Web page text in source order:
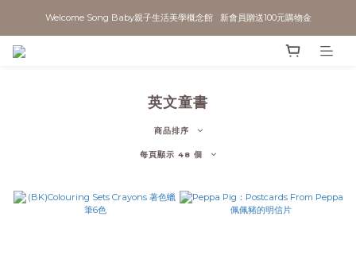
Welcome Song Baby親子生活美學概念館   新會員贈送100元購物金
英文童書
商品排序
每頁顯示 48 個